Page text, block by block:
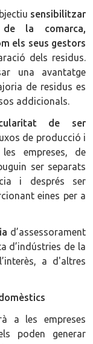
sensibilitzar
la comarca,
els seus gestors
dels residus.
una avantatge
de residus es
addicionals.
de ser
de producció i
empreses, de
ser separats
i després ser
eines per a
d’assessorament
d’indústries de la
a d'altres
a les empreses
poden generar